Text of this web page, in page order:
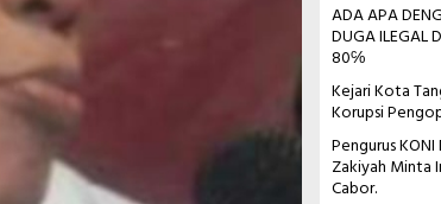
ADA APA
DUGA ILEGAL
80℅
Kejari Kota
Korupsi
Pengurus
Zakiyah Minta
Cabor.